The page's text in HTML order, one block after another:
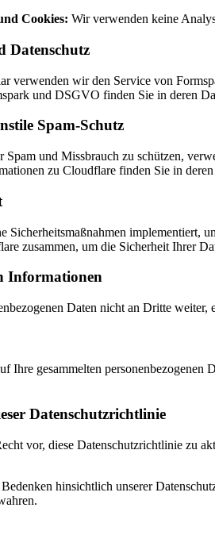
Cookies: Wir verwenden keine
Datenschutz
verwenden wir den Service von
und DSGVO finden Sie in deren
Spam-Schutz
Spam und Missbrauch zu schützen,
zu Cloudflare finden Sie in
Sicherheitsmaßnahmen
zusammen, um die Sicherheit Ihrer
Informationen
Daten nicht an Dritte
Ihre gesammelten
Datenschutzrichtlinie
vor, diese Datenschutzrichtlinie zu
hinsichtlich unserer